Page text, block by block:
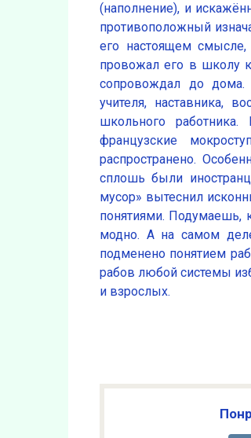
(наполнение), и
противоположный
его настоящем смысле,
провожал его в школу
сопровождал до дома.
учителя, наставника,
школьного
французские
распространено.
сплошь были
мусор» вытеснил
понятиями. Подумаешь,
модно. А на самом
подменено понятием
рабов любой системы
и взрослых.